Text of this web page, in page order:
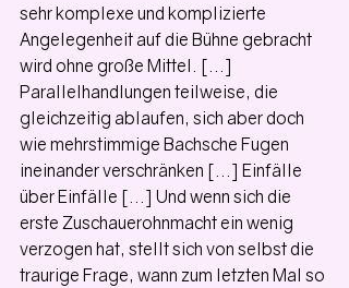
sehr komplexe und komplizierte
Angelegenheit auf die Bühne gebracht
wird ohne große Mittel. [...]
Parallelhandlungen teilweise, die
gleichzeitig ablaufen, sich aber doch
wie mehrstimmige Bachsche Fugen
ineinander verschränken [...] Einfälle
über Einfälle [...] Und wenn sich die
erste Zuschauerohnmacht ein wenig
verzogen hat, stellt sich von selbst die
traurige Frage, wann zum letzten Mal so